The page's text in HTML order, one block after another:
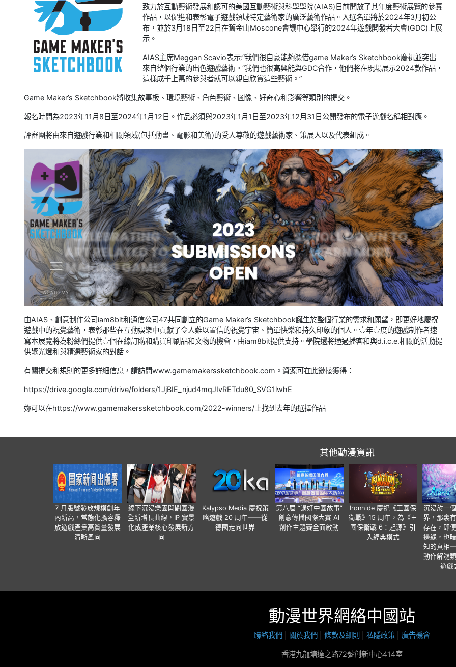
致力於互動藝術發展和認可的美國互動藝術與科學學院(AIAS)日前開放了其年度藝術展覽的參賽
作品，以促進和表彰電子遊戲領域特定藝術家的廣泛藝術作品。入選名單將於2024年3月初公
布，並於3月18日至22日在舊金山Moscone會議中心舉行的2024年遊戲開發者大會(GDC)上展
示。
AIAS主席Meggan Scavio表示:“我們很自豪能夠憑借game Maker’s Sketchbook慶祝並突出
來自整個行業的出色遊戲藝術。“我們也很高興能與GDC合作，他們將在現場展示2024款作品，
這樣成千上萬的參與者就可以親自欣賞這些藝術。”
Game Maker’s Sketchbook將收集故事板、環境藝術、角色藝術、圖像、好奇心和影響等類別的提交。
報名時間為2023年11月8日至2024年1月12日。作品必須與2023年1月1日至2023年12月31日公開發布的電子遊戲名稱相對應。
評審團將由來自遊戲行業和相關領域(包括動畫、電影和美術)的受人尊敬的遊戲藝術家、策展人以及代表組成。
由AIAS、創意制作公司iam8bit和通信公司47共同創立的Game Maker’s Sketchbook誕生於整個行業的需求和願望，即更好地慶祝
遊戲中的視覺藝術，表彰那些在互動娛樂中貢獻了令人難以置信的視覺宇宙、簡單快樂和持久印象的個人。壹年壹度的遊戲制作者速
寫本展覽將為粉絲們提供壹個在線訂購和購買印刷品和文物的機會，由iam8bit提供支持。學院還將通過播客和與d.i.c.e.相關的活動提
供聚光燈和與精選藝術家的對話。
有關提交和規則的更多詳細信息，請訪問www.gamemakerssketchbook.com。資源可在此鏈接獲得：
https://drive.google.com/drive/folders/1JjBIE_njud4mqJIvRETdu80_SVG1lwhE
妳可以在https://www.gamemakerssketchbook.com/2022-winners/上找到去年的選擇作品
其他動漫資訊
7 月版號發放規模創年
內新高，常態化擴容釋
放遊戲產業高質量發展
清晰風向
線下沉浸樂園開闢國漫
全新增長曲線，IP 實景
化成產業核心發展新方
向
Kalypso Media 慶祝策
略遊戲 20 周年——從
德國走向世界
第八屆 “講好中國故事”
創意傳播國際大賽 AI
創作主題賽全面啟動
Ironhide 慶祝《王國保
衛戰》15 周年，為《王
國保衛戰 6：起源》引
入經典模式
沉浸於一
界，那裏
存在，即
邊緣，也
知的真相
動作解謎
遊戲
動漫世界網絡中國站
聯絡我們 關於我們 條款及細則 私隱政策 廣告機會
香港九龍塘達之路72號創新中心414室